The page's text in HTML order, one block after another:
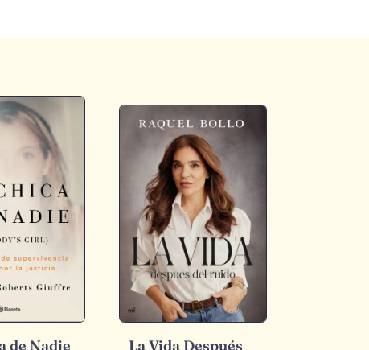
de Nadie
La Vida Después